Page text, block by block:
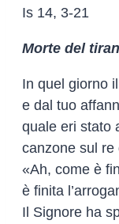
Is 14, 3-21
Morte del
In quel giorno
e dal tuo
quale eri stato
canzone sul re
«Ah, come è
è finita
Il Signore ha